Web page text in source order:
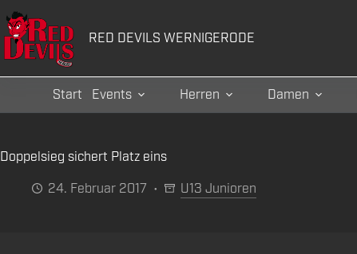
Zum
Inhalt
springen
RED DEVILS WERNIGERODE
Start Events Herren Damen
Doppelsieg sichert Platz eins
24. Februar 2017
U13 Junioren